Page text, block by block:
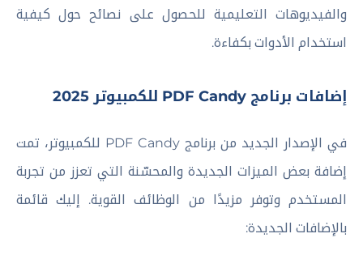
والفيديوهات التعليمية للحصول على نصائح حول كيفية
استخدام الأدوات بكفاءة.
إضافات برنامج PDF Candy للكمبيوتر 2025
في الإصدار الجديد من برنامج PDF Candy للكمبيوتر، تمت
إضافة بعض الميزات الجديدة والمحسّنة التي تعزز من تجربة
المستخدم وتوفر مزيدًا من الوظائف القوية. إليك قائمة
بالإضافات الجديدة: